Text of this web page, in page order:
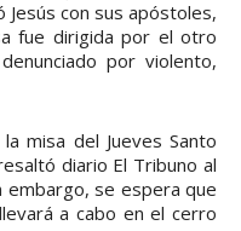
con sus apóstoles,
fue dirigida por el otro
por violento,
misa del Jueves Santo
diario El Tribuno al
embargo, se espera que
a cabo en el cerro